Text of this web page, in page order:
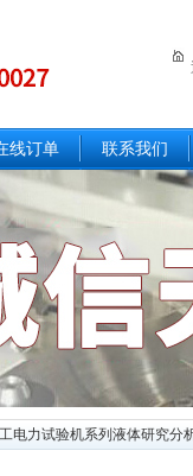
线订单 联系我们
电力试验机系列液体研究分